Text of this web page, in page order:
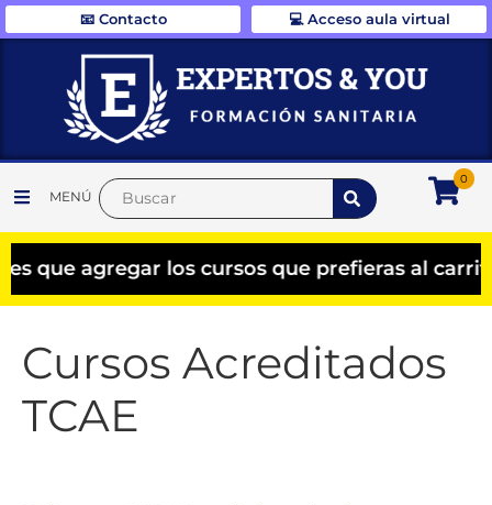
📧 Contacto 💻 Acceso aula virtual
MENÚ
0
agregar los cursos que prefieras al carrito
Cursos Acreditados
TCAE